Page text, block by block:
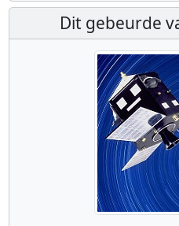
Dit gebeurde